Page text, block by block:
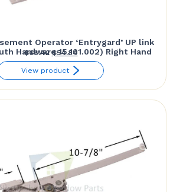
Operator ‘Entrygard’ UP link
Hardware 15.101.002) Right Hand
$66.42 Le
prix
était :
$54.84Le
prix
est :
View product